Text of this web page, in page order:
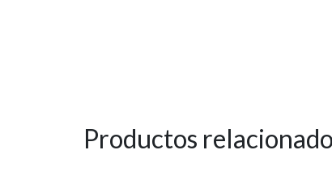
Productos